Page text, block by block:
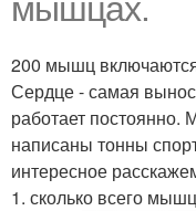
мышцах.
200 мышц
Сердце - самая
работает
написаны тонны
интересное
1. сколько всего